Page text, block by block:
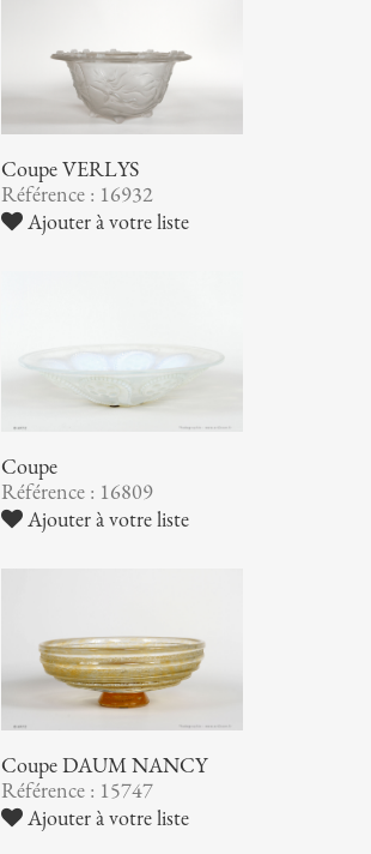
Coupe VERLYS
Référence : 16932
Ajouter à votre liste
Coupe
Référence : 16809
Ajouter à votre liste
Coupe DAUM NANCY
Référence : 15747
Ajouter à votre liste